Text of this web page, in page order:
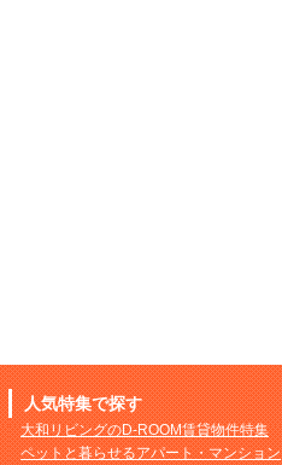
人気特集で探す
大和リビングのD-ROOM賃貸物件特集
ペットと暮らせるアパート・マンション